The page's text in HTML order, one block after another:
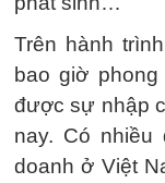
Trên hành
bao giờ
được sự nhập
nay. Có nhiều
doanh ở Việt